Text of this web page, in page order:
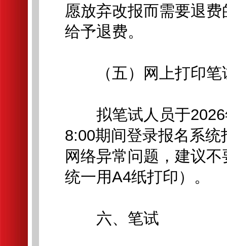
愿放弃改报而需要退
给予退费。
（五）网上打印笔
拟笔试人员于2026
8:00期间登录报名系
网络异常问题，建议
统一用A4纸打印）。
六、笔试